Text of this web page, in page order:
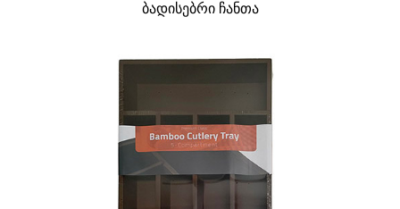
ბადისებრი ჩანთა